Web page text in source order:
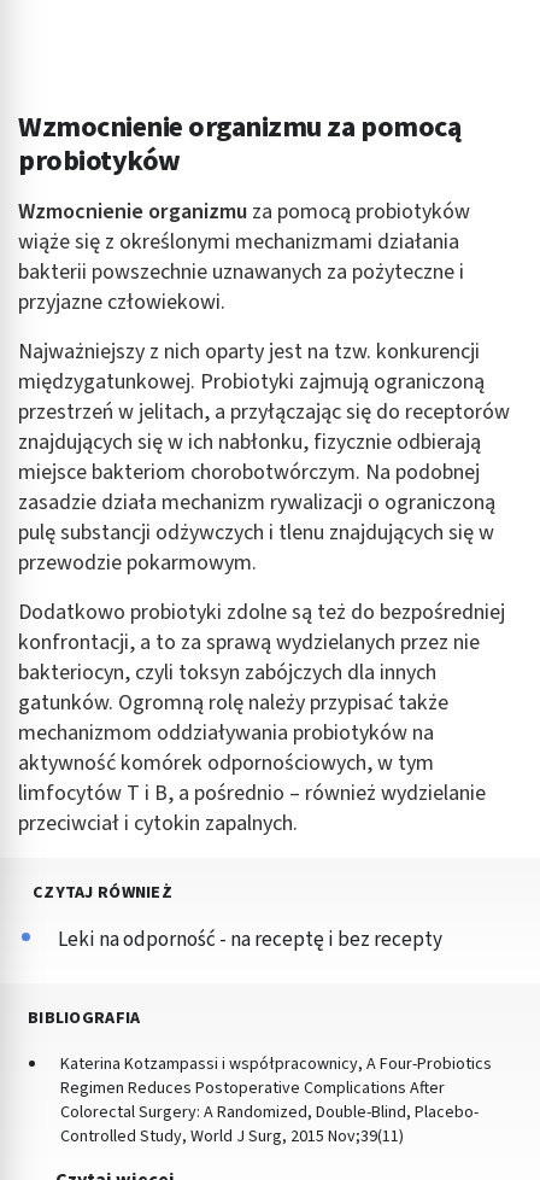
Wzmocnienie organizmu za pomocą
probiotyków
Wzmocnienie organizmu za pomocą probiotyków
wiąże się z określonymi mechanizmami działania
bakterii powszechnie uznawanych za pożyteczne i
przyjazne człowiekowi.
Najważniejszy z nich oparty jest na tzw. konkurencji
międzygatunkowej. Probiotyki zajmują ograniczoną
przestrzeń w jelitach, a przyłączając się do receptorów
znajdujących się w ich nabłonku, fizycznie odbierają
miejsce bakteriom chorobotwórczym. Na podobnej
zasadzie działa mechanizm rywalizacji o ograniczoną
pulę substancji odżywczych i tlenu znajdujących się w
przewodzie pokarmowym.
Dodatkowo probiotyki zdolne są też do bezpośredniej
konfrontacji, a to za sprawą wydzielanych przez nie
bakteriocyn, czyli toksyn zabójczych dla innych
gatunków. Ogromną rolę należy przypisać także
mechanizmom oddziaływania probiotyków na
aktywność komórek odpornościowych, w tym
limfocytów T i B, a pośrednio – również wydzielanie
przeciwciał i cytokin zapalnych.
CZYTAJ RÓWNIEŻ
Leki na odporność - na receptę i bez recepty
BIBLIOGRAFIA
Katerina Kotzampassi i współpracownicy, A Four-Probiotics
Regimen Reduces Postoperative Complications After
Colorectal Surgery: A Randomized, Double-Blind, Placebo-
Controlled Study, World J Surg, 2015 Nov;39(11)